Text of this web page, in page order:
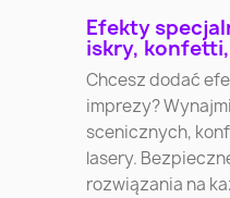
Efekty
iskry,
Chcesz dodać
imprezy?
scenicznych,
lasery.
rozwiązania na